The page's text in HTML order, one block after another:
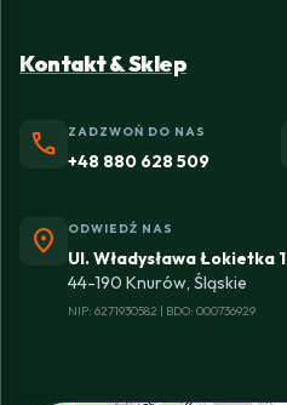
Kontakt & Sklep
phone ZADZWOŃ DO NAS
+48 880 628 509
location_on ODWIEDŹ NAS
Ul. Władysława Łokietka 1
44-190 Knurów, Śląskie
NIP: 6271930582 | BDO: 000736929